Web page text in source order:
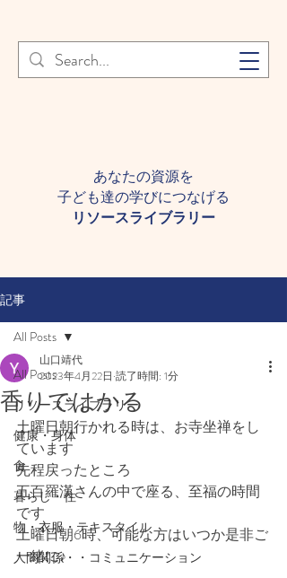
登録者様へ 個人情報の取り扱
いについて Learn More
あなたの資源を
子ども達の学びにつなげる​
​リソースライブラリー
記事
All Posts
リソースライブラリー
健康・身体
食
暮らし・住
物・衣服・テキスタイル
人間関係・・コミュニケーション
All Posts
香りではかる
山口靖代
2023年4月22日 読了時間: 1分
土曜日朝行かれる時は、お寺坐禅をし
ています
先程戻ったところ
五百羅漢さんの中で座る、至福の時間
です
土曜日朝6時、可能な方はいつか是非ご
一緒に♪